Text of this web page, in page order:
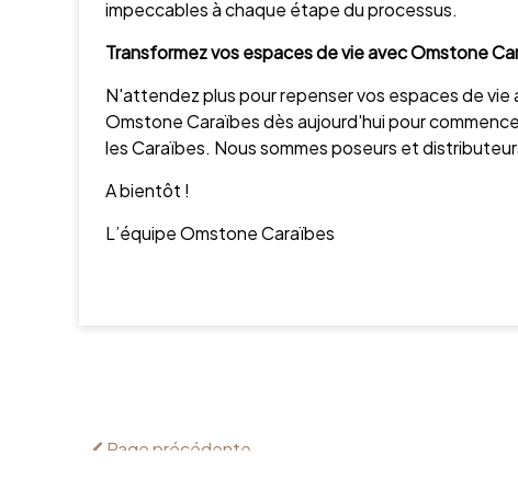
impeccables à chaque étape du processus.
Transformez vos espaces de vie avec Omstone
N'attendez plus pour repenser vos espaces de
Omstone Caraïbes dès aujourd'hui pour
les Caraïbes. Nous sommes poseurs et
A bientôt !
L’équipe Omstone Caraïbes
Page précédente